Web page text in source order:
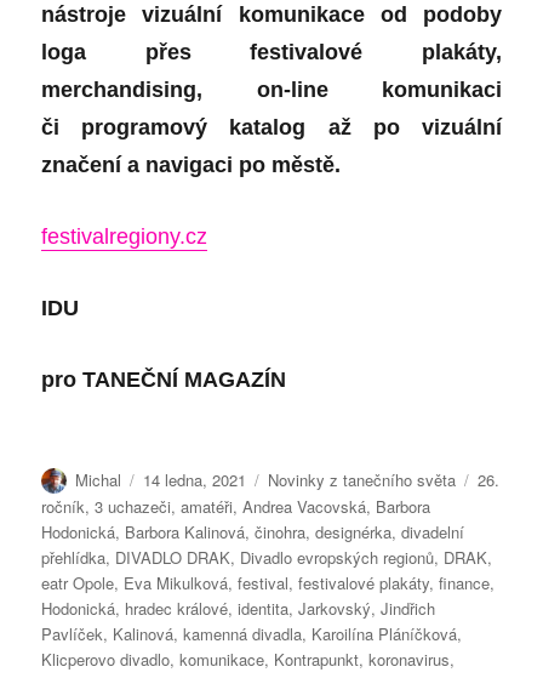
nástroje vizuální komunikace od podoby
loga přes festivalové plakáty,
merchandising, on-line komunikaci
či programový katalog až po vizuální
značení a navigaci po městě.
festivalregiony.cz
IDU
proTANEČNÍ MAGAZÍN
Autor:
Michal Publikováno:
14 ledna, 2021 Rubriky:
Novinky z tanečního světa Štítky:
26.
ročník,3 uchazeči,amatéři,Andrea Vacovská, Barbora
Hodonická, Barbora Kalinová,činohra,designérka,divadelní
přehlídka, DIVADLO DRAK, Divadlo evropských regionů, DRAK,
eatr Opole, Eva Mikulková,festival,festivalové plakáty,finance,
Hodonická, hradec králové,identita,Jarkovský,Jindřich
Pavlíček, Kalinová,kamenná divadla, Karoilína Pláníčková,
Klicperovo divadlo,komunikace, Kontrapunkt,koronavirus,